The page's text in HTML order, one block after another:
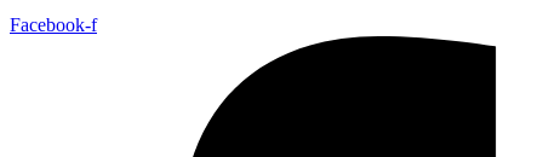
Facebook-f